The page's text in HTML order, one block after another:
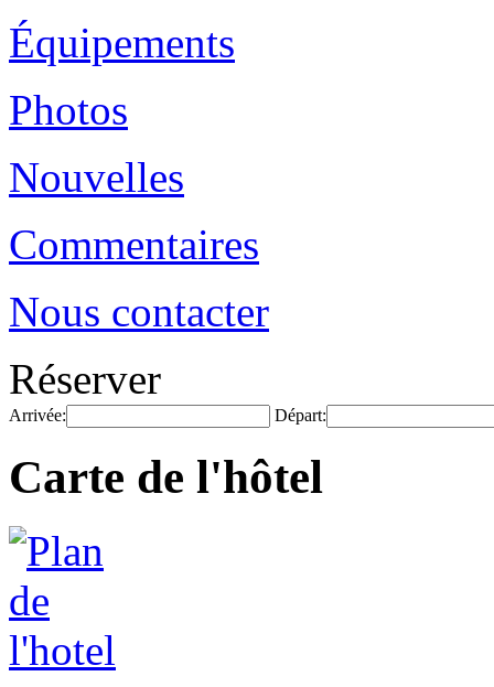
Équipements
Photos
Nouvelles
Commentaires
Nous contacter
Réserver
Arrivée: Départ:
Carte de l'hôtel